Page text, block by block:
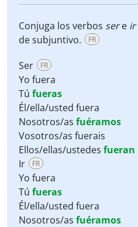
Conjuga los verbos sere ir
de subjuntivo.
FR
Ser FR
Yo fuera
Tú fueras
Él/ella/usted fuera
Nosotros/as fuéramos
Vosotros/as fuerais
Ellos/ellas/ustedes fueran
Ir
FR
Yo fuera
Tú fueras
Él/ella/usted fuera
Nosotros/as fuéramos